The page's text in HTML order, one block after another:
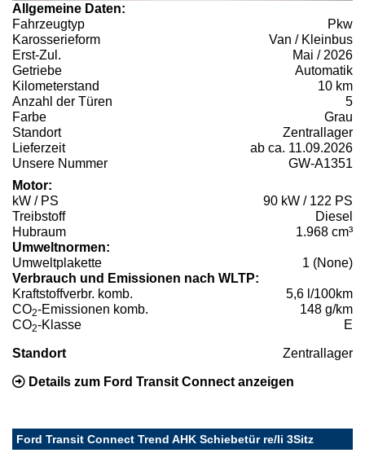
Allgemeine Daten:
Fahrzeugtyp
Pkw
Karosserieform
Van / Kleinbus
Erst-Zul.
Mai / 2026
Getriebe
Automatik
Kilometerstand
10 km
Anzahl der Türen
5
Farbe
Grau
Standort
Zentrallager
Lieferzeit
ab ca. 11.09.2026
Unsere Nummer
GW-A1351
Motor:
kW / PS
90 kW / 122 PS
Treibstoff
Diesel
Hubraum
1.968 cm³
Umweltnormen:
Umweltplakette
1 (None)
Verbrauch und Emissionen nach WLTP:
Kraftstoffverbr. komb.
5,6 l/100km
CO2-Emissionen komb.
148 g/km
CO2-Klasse E
Standort Zentrallager
Details zum Ford Transit Connect anzeigen
Ford Transit Connect Trend AHK Schiebetür re/li 3Sitz